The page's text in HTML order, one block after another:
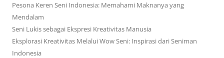
Pesona Keren Seni Indonesia: Memahami Maknanya yang
Mendalam
Seni Lukis sebagai Ekspresi Kreativitas Manusia
Eksplorasi Kreativitas Melalui Wow Seni: Inspirasi dari Seniman
Indonesia